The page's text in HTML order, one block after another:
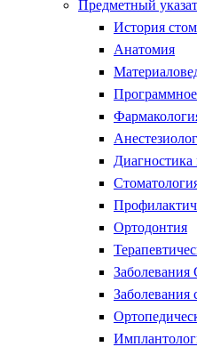
Предметный
История
Анатомия
Программное
Диагностика
Ортодонтия